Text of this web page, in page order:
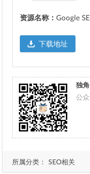
所属分类： SEO相关
资源名称：Google
下载地址
独
公